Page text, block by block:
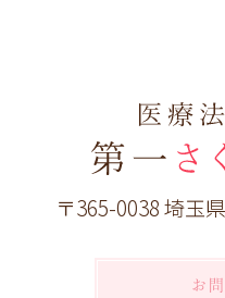
〒365-0038 埼玉
お